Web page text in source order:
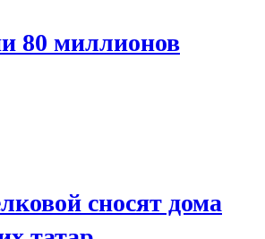
80 миллионов
сносят дома